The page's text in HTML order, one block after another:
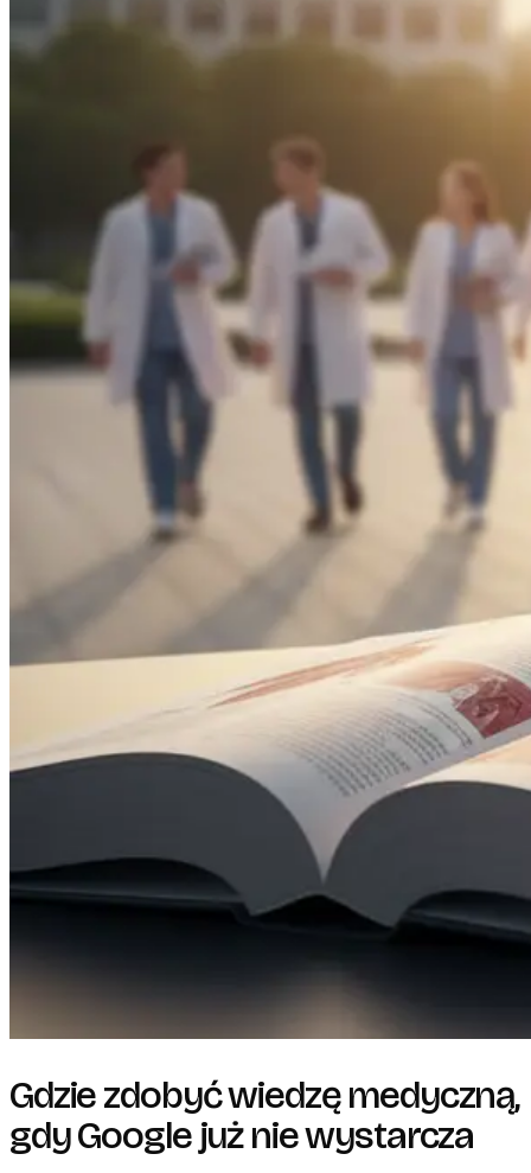
Gdzie zdobyć wiedzę medyczną,
gdy Google już nie wystarcza